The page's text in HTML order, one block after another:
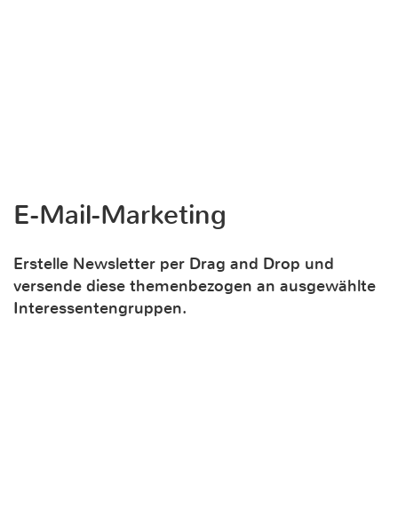
E-Mail-Marketing
Erstelle Newsletter per Drag and Drop und
versende diese themenbezogen an ausgewählte
Interessentengruppen.